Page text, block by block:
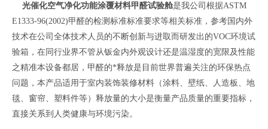
光催化空气净化功能涂覆材料甲醛试验舱是我公司根据ASTM
E1333-96(2002)甲醛的检测标准标准要求等相关标准，参考国内外
技术在公司全体技术人员的不断创新与进取而研发出的VOC环境试
验箱，在同行业界不管从钣金内外观设计还是温湿度的宽限及性能
之精准本设备都居，甲醛的*释放是目前世界普遍关注的环保热点
问题，本产品适用于室内装饰装修材料（涂料、壁纸、人造板、地
毯、窗帘、塑料件等）释放量的大小是衡量产品质量的重要指标，
直接关系到人类健康与环境污染。